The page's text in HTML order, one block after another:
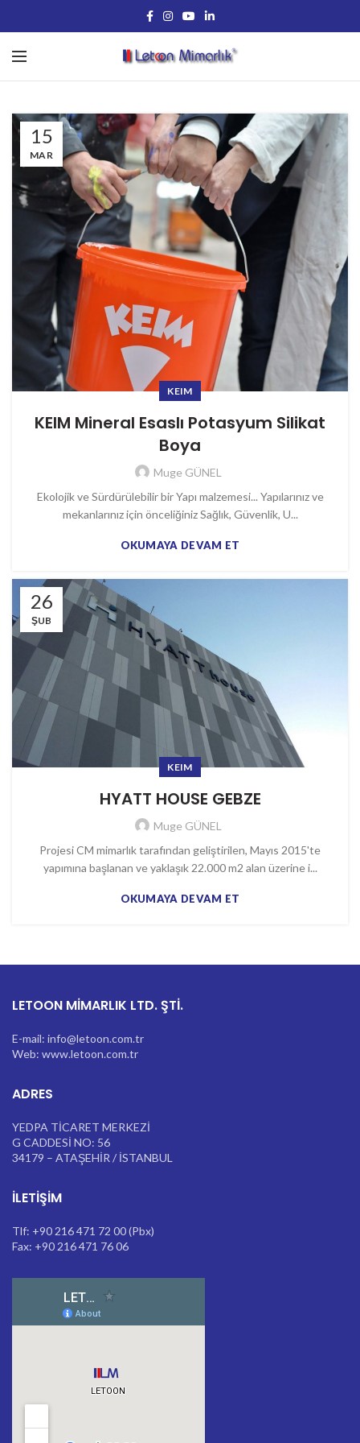
15
MAR
KEIM
KEIM Mineral Esaslı Potasyum Silikat
Boya
Muge GÜNEL
Ekolojik ve Sürdürülebilir bir Yapı malzemesi... Yapılarınız ve
mekanlarınız için önceliğiniz Sağlık, Güvenlik, U...
OKUMAYA DEVAM ET
26
ŞUB
KEIM
HYATT HOUSE GEBZE
Muge GÜNEL
Projesi CM mimarlık tarafından geliştirilen, Mayıs 2015'te
yapımına başlanan ve yaklaşık 22.000 m2 alan üzerine i...
OKUMAYA DEVAM ET
LETOON MİMARLIK LTD. ŞTİ.
E-mail: info@letoon.com.tr
Web: www.letoon.com.tr
ADRES
YEDPA TİCARET MERKEZİ
G CADDESİ NO: 56
34179 – ATAŞEHİR / İSTANBUL
İLETIŞIM
Tlf: +90 216 471 72 00 (Pbx)
Fax: +90 216 471 76 06